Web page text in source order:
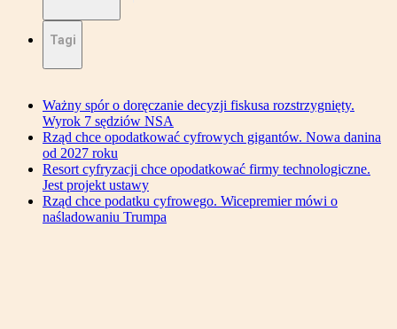
Tagi
Ważny spór o doręczanie decyzji fiskusa rozstrzygnięty.
Wyrok 7 sędziów NSA
Rząd chce opodatkować cyfrowych gigantów. Nowa danina
od 2027 roku
Resort cyfryzacji chce opodatkować firmy technologiczne.
Jest projekt ustawy
Rząd chce podatku cyfrowego. Wicepremier mówi o
naśladowaniu Trumpa